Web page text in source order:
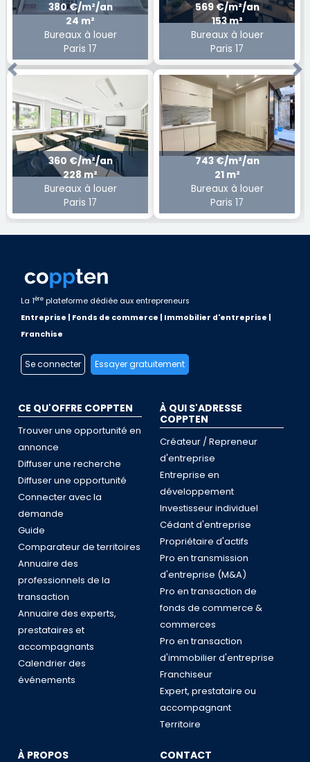
380 €/m²/an
24 m²
Bureaux à louer
Paris 17
569 €/m²/an
153 m²
Bureaux à louer
Paris 17
360 €/m²/an
228 m²
Bureaux à louer
Paris 17
743 €/m²/an
21 m²
Bureaux à louer
Paris 17
Previous
La 1ère plateforme dédiée aux entrepreneurs
Entreprise | Fonds de commerce | Immobilier d'entreprise |
Franchise
Se connecter Essayer gratuitement
CE QU'OFFRE COPPTEN
Trouver une opportunité en
annonce
Diffuser une recherche
Diffuser une opportunité
Connecter avec la
demande
Guide
Comparateur de territoires
Annuaire des
professionnels de la
transaction
Annuaire des experts,
prestataires et
accompagnants
Calendrier des
événements
À QUI S'ADRESSE
COPPTEN
Créateur / Repreneur
d'entreprise
Entreprise en
développement
Investisseur individuel
Cédant d'entreprise
Propriétaire d'actifs
Pro en transmission
d'entreprise (M&A)
Pro en transaction de
fonds de commerce &
commerces
Pro en transaction
d'immobilier d'entreprise
Franchiseur
Expert, prestataire ou
accompagnant
Territoire
À PROPOS CONTACT